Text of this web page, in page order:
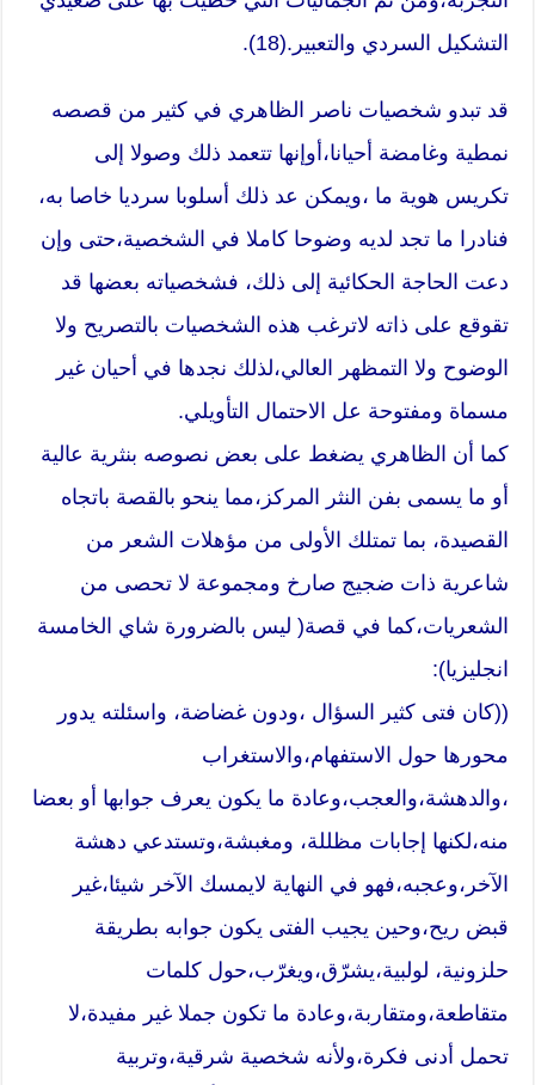
التشكيل السردي والتعبير.(18).
قد تبدو شخصيات ناصر الظاهري في كثير من قصصه
نمطية وغامضة أحيانا،أوإنها تتعمد ذلك وصولا إلى
تكريس هوية ما ،ويمكن عد ذلك أسلوبا سرديا خاصا به،
فنادرا ما تجد لديه وضوحا كاملا في الشخصية،حتى وإن
دعت الحاجة الحكائية إلى ذلك، فشخصياته بعضها قد
تقوقع على ذاته لاترغب هذه الشخصيات بالتصريح ولا
الوضوح ولا التمظهر العالي،لذلك نجدها في أحيان غير
مسماة ومفتوحة عل الاحتمال التأويلي.
كما أن الظاهري يضغط على بعض نصوصه بنثرية عالية
أو ما يسمى بفن النثر المركز،مما ينحو بالقصة باتجاه
القصيدة، بما تمتلك الأولى من مؤهلات الشعر من
شاعرية ذات ضجيج صارخ ومجموعة لا تحصى من
الشعريات،كما في قصة( ليس بالضرورة شاي الخامسة
انجليزيا):
((كان فتى كثير السؤال ،ودون غضاضة، واسئلته يدور
محورها حول الاستفهام،والاستغراب
،والدهشة،والعجب،وعادة ما يكون يعرف جوابها أو بعضا
منه،لكنها إجابات مظللة، ومغبشة،وتستدعي دهشة
الآخر،وعجبه،فهو في النهاية لايمسك الآخر شيئا،غير
قبض ريح،وحين يجيب الفتى يكون جوابه بطريقة
حلزونية، لولبية،يشرّق،ويغرّب،حول كلمات
متقاطعة،ومتقاربة،وعادة ما تكون جملا غير مفيدة،لا
تحمل أدنى فكرة،ولأنه شخصية شرقية،وتربية